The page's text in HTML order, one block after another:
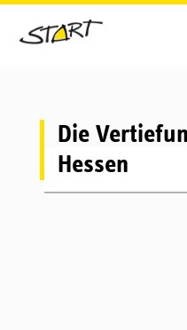
Die
Hessen